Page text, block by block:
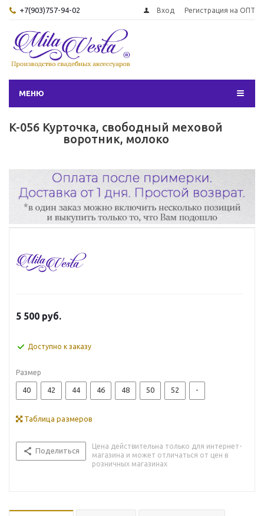
+7(903)757-94-02 Вход Регистрация на ОПТ
МЕНЮ
K-056 Курточка, свободный меховой
воротник, молоко
5 500 руб.
Доступно к заказу
Размер
40 42 44 46 48 50 52 -
Таблица размеров
Поделиться
Цена действительна только для интернет-
магазина и может отличаться от цен в
розничных магазинах